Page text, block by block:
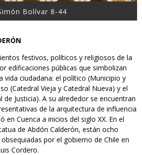
Bolívar 8-44
festivos, políticos y religiosos de la
edificaciones públicas que simbolizan
vida ciudadana: el político (Municipio y
(Catedral Vieja y Catedral Nueva) y el
de Justicia). A su alrededor se encuentran
de la arquitectura de influencia
en Cuenca a inicios del siglo XX. En el
de Abdón Calderón, están ocho
por el gobierno de Chile en
Cordero.